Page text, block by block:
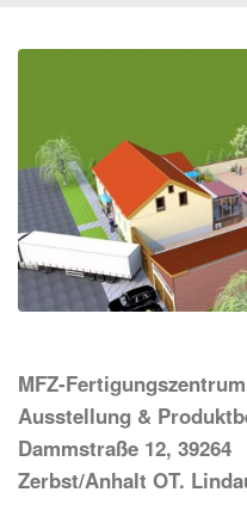
MFZ-
Ausstellung &
Dammstraße 12, 39264
Zerbst/Anhalt OT.